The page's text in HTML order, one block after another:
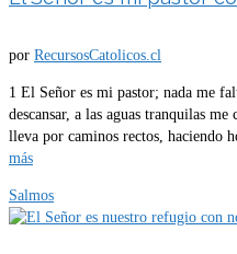
por RecursosCatolicos.cl
1 El Señor es mi pastor; nada me
descansar, a las aguas tranquilas
lleva por caminos rectos, haciendo
más
Salmos